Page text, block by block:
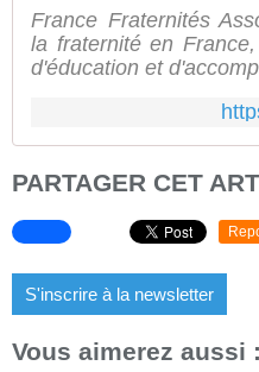
France Fraternités
la fraternité en
d'éducation et
PARTAGER CET
S'inscrire à la newsletter
Vous aimerez aussi :